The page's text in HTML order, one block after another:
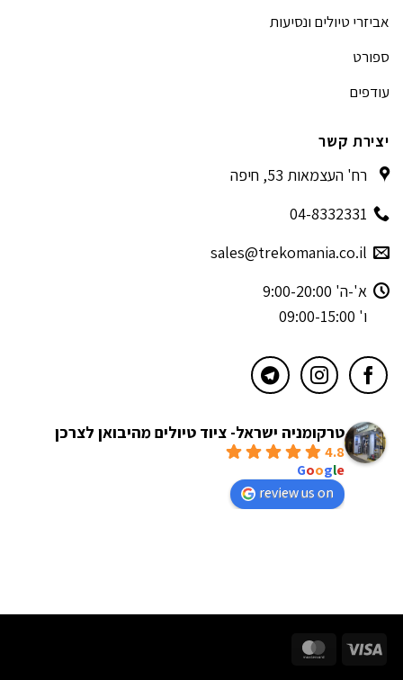
אביזרי טיולים ונסיעות
ספורט
עודפים
יצירת קשר
רח' העצמאות 53, חיפה
04-8332331
sales@trekomania.co.il
א'-ה' 9:00-20:00
ו' 09:00-15:00
טרקומניה ישראל- ציוד טיולים מהיבואן לצרכן
4.8
Google
review us on
Visa